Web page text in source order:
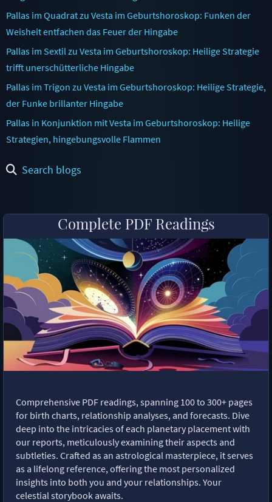
Pallas im Quadrat zu Vesta im Geburtshoroskop: Funken der
Weisheit entfachen das Feuer der Hingabe
Pallas im Sextil zu Vesta im Geburtshoroskop: Heilige Strategie
trifft unerschütterliche Hingabe
Pallas im Trigon zu Vesta im Geburtshoroskop: Heilige Strategie,
der Funke brillanter Hingabe
Pallas in Konjunktion mit Vesta im Geburtshoroskop: Heilige
Strategien, hingebungsvolle Flammen
Search blogs
Complete PDF Readings
Comprehensive PDF readings, spanning 100 to 300+ pages
for birth charts, relationship analyses, and forecasts. Dive
deep into the intricacies of each planetary placement with
our reports, meticulously examining their aspects and
subtleties. Crafted as an astrological masterpiece, it serves
as a lifelong reference, offering the most personalized
insights into both you and your relationships. Your
celestial storybook awaits.